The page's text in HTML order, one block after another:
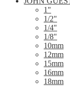
1"
1/2"
1/4"
1/8"
10mm
12mm
15mm
16mm
18mm